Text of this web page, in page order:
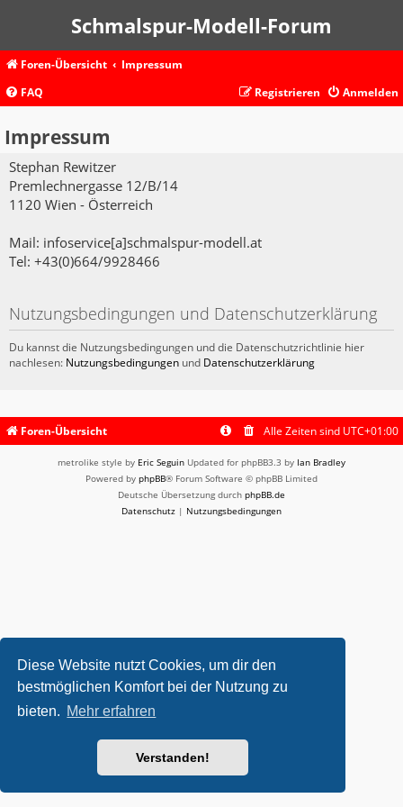
Diese Website nutzt Cookies, um dir den
bestmöglichen Komfort bei der Nutzung zu
bieten. Mehr erfahren
Verstanden!
Schmalspur-Modell-Forum
Foren-Übersicht
Impressum
FAQ
Anmelden
Registrieren
Impressum
Stephan Rewitzer
Premlechnergasse 12/B/14
1120 Wien - Österreich
Mail: infoservice[a]schmalspur-modell.at
Tel: +43(0)664/9928466
Nutzungsbedingungen und Datenschutzerklärung
Du kannst die Nutzungsbedingungen und die Datenschutzrichtlinie hier
nachlesen: Nutzungsbedingungen und Datenschutzerklärung
Foren-Übersicht Alle Zeiten sind UTC+01:00
metrolike style by Eric Seguin Updated for phpBB3.3 by Ian Bradley
Powered by phpBB® Forum Software © phpBB Limited
Deutsche Übersetzung durch phpBB.de
Datenschutz | Nutzungsbedingungen